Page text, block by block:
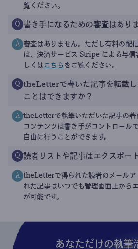
覧ください。
Q 書き手になるための審査はあり
A 審査はありません。ただし有料の配
は、決済サービス Stripe による与信
しくは こちら をご覧ください。
Q theLetterで書いた記事を転載し
ことはできますか？
A theLetterで執筆いただいた記事の著
コンテンツは書き手がコントロール
自由に行うことができます。
Q 読者リストや記事はエクスポー
A theLetterで得られた読者のメールア
れた記事はいつでも管理画面上から
が可能です。
あなただけの執筆